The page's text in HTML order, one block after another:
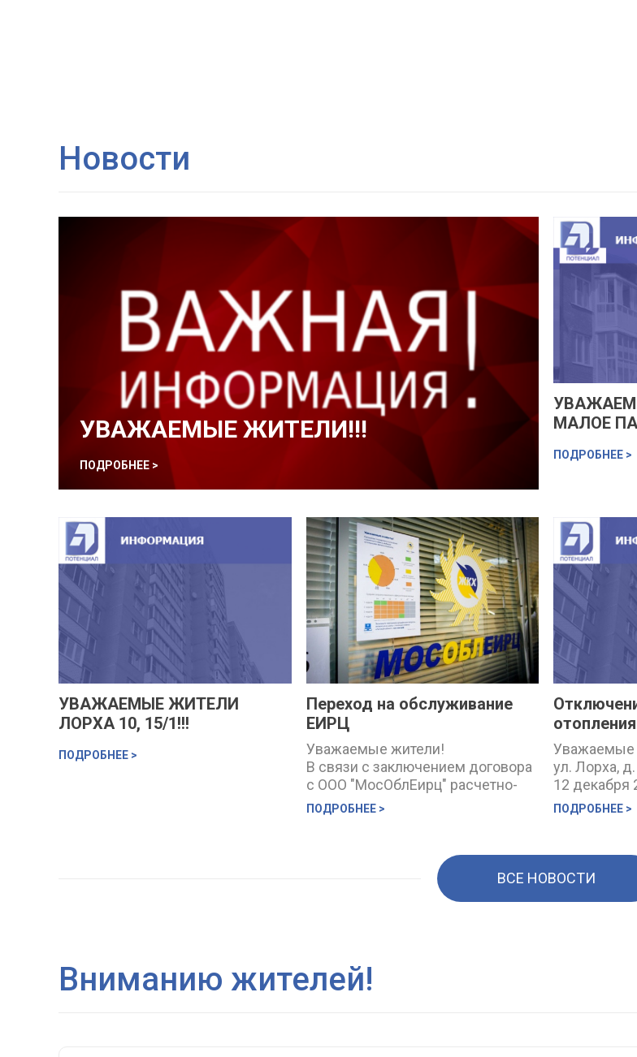
Новости
УВАЖАЕМЫЕ ЖИТЕЛИ!!!
ПОДРОБНЕЕ >
МАЛОЕ
ПОДРОБНЕЕ >
УВАЖАЕМЫЕ ЖИТЕЛИ
ЛОРХА 10, 15/1!!!
ПОДРОБНЕЕ >
Переход на обслуживание
ЕИРЦ
Уважаемые жители!
В связи с заключением договора
с ООО "МосОблЕирц" расчетно-
кассовое обслуживание,
ежемесячные начисления за
ЕПД жителями будет
осуществляться ООО
передавать показания и
оплачивать коммунальные услуги
ПОДРОБНЕЕ >
отопления
Уважаемые
ул. Лорха,
12 декабря
17:00 будет
отопления
систем на
будут
ПОДРОБНЕЕ >
ВСЕ НОВОСТИ
Вниманию жителей!